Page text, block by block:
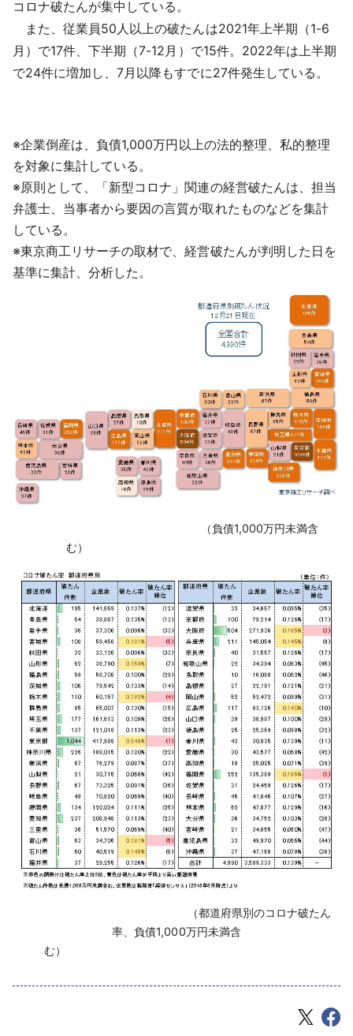
コロナ破たんが集中している。
また、従業員50人以上の破たんは2021年上半期（1-6
月）で17件、下半期（7-12月）で15件。2022年は上半期
で24件に増加し、7月以降もすでに27件発生している。
※企業倒産は、負債1,000万円以上の法的整理、私的整理
を対象に集計している。
※原則として、「新型コロナ」関連の経営破たんは、担当
弁護士、当事者から要因の言質が取れたものなどを集計
している。
※東京商工リサーチの取材で、経営破たんが判明した日を
基準に集計、分析した。
‌ （負債1,000万円未満含
む）
‌ （都道府県別のコロナ破たん
率、負債1,000万円未満含
む）